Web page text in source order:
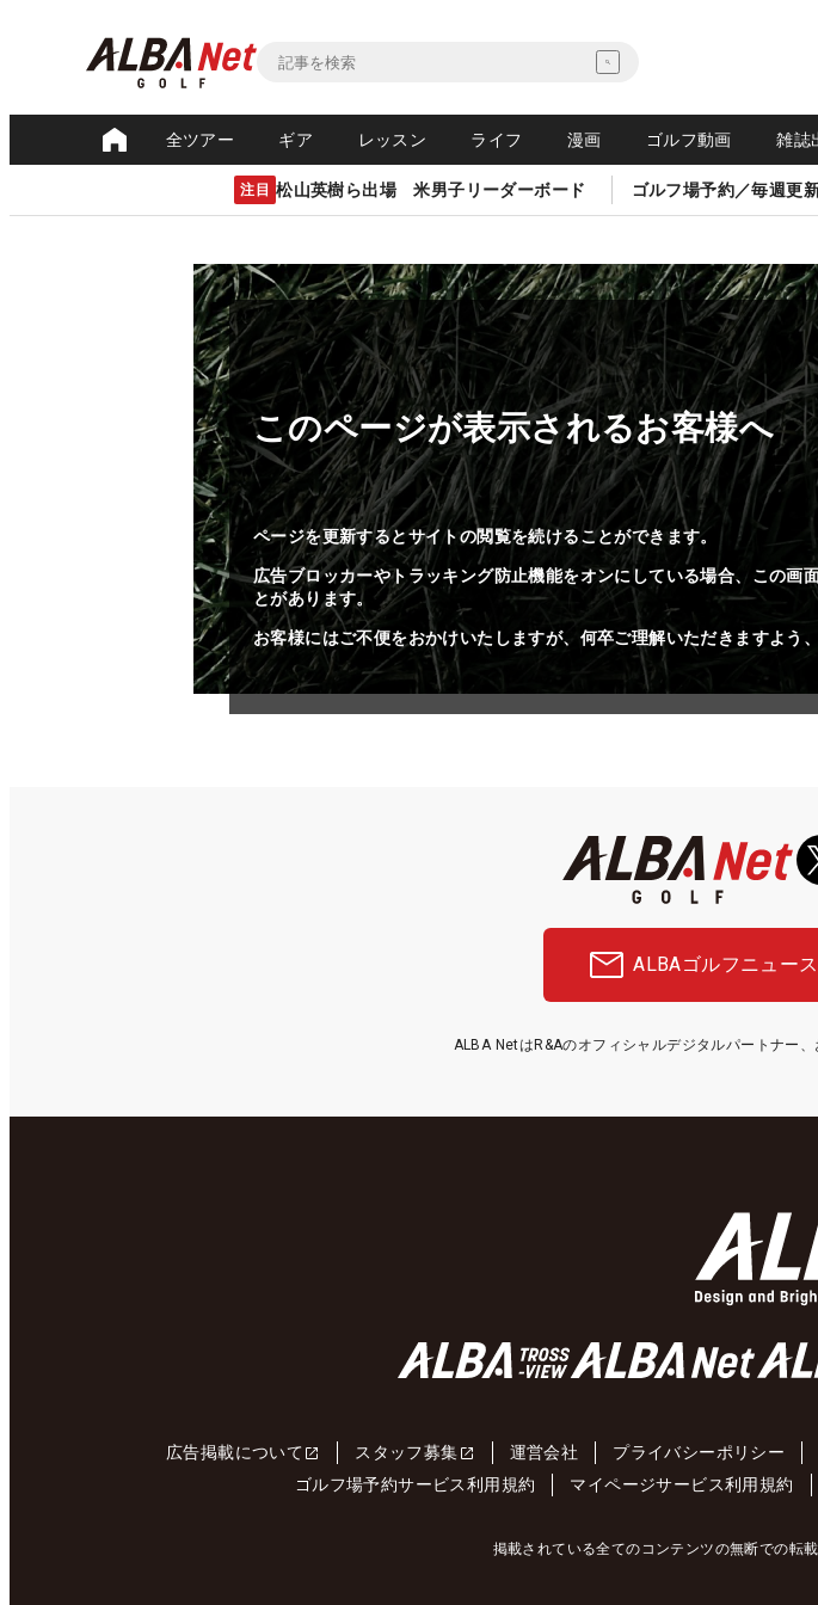
全ツアー ギア レッスン ライフ 漫画 ゴルフ動画 雑誌
注目 松山英樹ら出場 米男子リーダーボード ゴルフ場予約／毎週更
このページが表示されるお客様へ
ページを更新するとサイトの閲覧を続けることができます。
広告ブロッカーやトラッキング防止機能をオンにしている場合、この画
とがあります。
お客様にはご不便をおかけいたしますが、何卒ご理解いただきますよう
ALBAゴルフニュース
ALBA NetはR&Aのオフィシャルデジタルパートナー
広告掲載について スタッフ募集 運営会社 プライバシーポリシー
ゴルフ場予約サービス利用規約
マイページサービス利用規約
掲載されている全てのコンテンツの無断での転